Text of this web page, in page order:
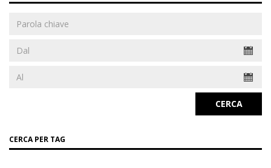
CERCA
CERCA PER TAG